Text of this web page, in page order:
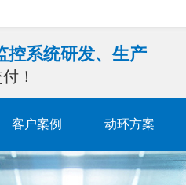
控系统研发、生产
！
客户案例 动环方案